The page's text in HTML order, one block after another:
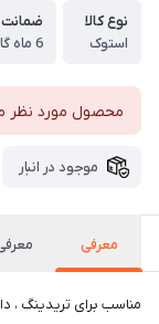
نوع کالا
استوک
ضمانت
6 ماه گارانتی تعویض
محصول مورد نظر
موجود در انبار
معرفی